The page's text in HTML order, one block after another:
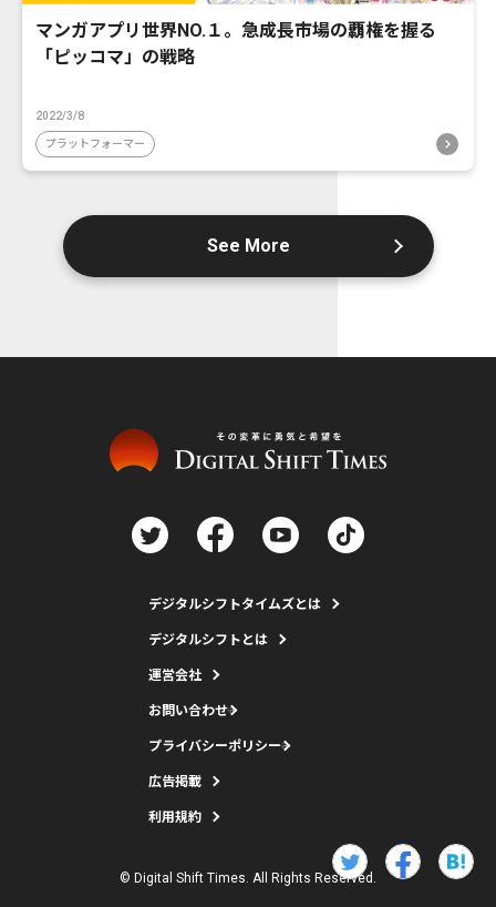
マンガアプリ世界NO.１。急成長市場の覇権を握る
「ピッコマ」の戦略
2022/3/8
プラットフォーマー
See More
デジタルシフトタイムズとは
デジタルシフトとは
運営会社
お問い合わせ
プライバシーポリシー
広告掲載
利用規約
© Digital Shift Times. All Rights Reserved.